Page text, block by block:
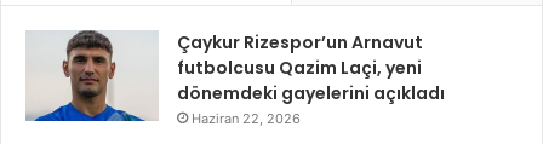
Çaykur Rizespor’un Arnavut
futbolcusu Qazim Laçi, yeni
dönemdeki gayelerini açıkladı
Haziran 22, 2026